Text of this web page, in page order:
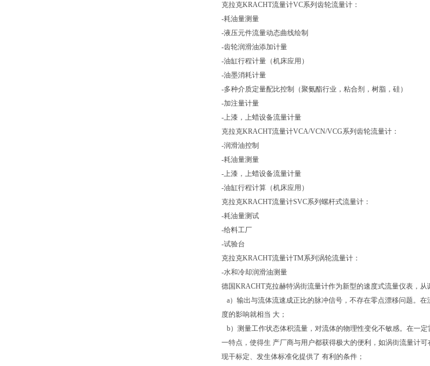
克拉克KRACHT流量计VC系列齿轮流量计：
-耗油量测量
-液压元件流量动态曲线绘制
-齿轮润滑油添加计量
-油缸行程计量（机床应用）
-油墨消耗计量
-多种介质定量配比控制（聚氨酯行业，粘合剂，树脂，硅）
-加注量计量
-上漆，上蜡设备流量计量
克拉克KRACHT流量计VCA/VCN/VCG系列齿轮流量计：
-润滑油控制
-耗油量测量
-上漆，上蜡设备流量计量
-油缸行程计算（机床应用）
克拉克KRACHT流量计SVC系列螺杆式流量计：
-耗油量测试
-给料工厂
-试验台
克拉克KRACHT流量计TM系列涡轮流量计：
-水和冷却润滑油测量
德国KRACHT克拉赫特涡街流量计作为新型的速度式流量仪表，
a）输出与流体流速成正比的脉冲信号，不存在零点漂移问题。
度的影响就相当 大；
b）测量工作状态体积流量，对流体的物理性变化不敏感。在一
一特点，使得生 产厂商与用户都获得极大的便利，如涡街流量计
现干标定、发生体标准化提供了 有利的条件；